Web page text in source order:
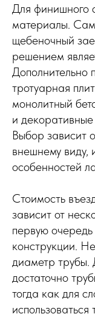
Для финишного
материалы.
щебеночный
решением
Дополнительно
тротуарная
монолитный
и
Выбор зависит
внешнему виду,
особенностей
Стоимость
зависит от
первую
конструкции.
диаметр трубы.
достаточно
тогда как для